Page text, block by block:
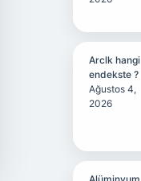
Arclk hangi
endekste ?
Ağustos 4,
2026